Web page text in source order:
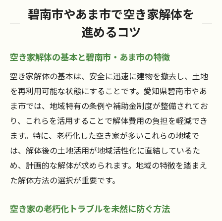
空き家の解体費用を抑える補助金活用術
空き家解体費用の目安と補助金利用の流れ
碧南市・あま市の補助金申請で注意すべき
点
空き家の解体費用を抑える見積もりのコツ
空き家の補助金対象条件と申請時の落とし
穴
補助金併用で賢く空き家を解体する方法
外壁塗装や住宅改修の助成金も要チェック
補助金で安心して空き家を解体する方法
空き家の解体補助金で負担軽減を目指すポ
碧南市やあま市で空き家解体を
進めるコツ
空き家解体の基本と碧南市・あま市の特徴
空き家解体の基本は、安全に迅速に建物を撤去し、土地
を再利用可能な状態にすることです。愛知県碧南市やあ
ま市では、地域特有の条例や補助金制度が整備されてお
り、これらを活用することで解体費用の負担を軽減でき
ます。特に、老朽化した空き家が多いこれらの地域で
は、解体後の土地活用が地域活性化に直結しているた
め、計画的な解体が求められます。地域の特徴を踏まえ
た解体方法の選択が重要です。
空き家の老朽化トラブルを未然に防ぐ方法